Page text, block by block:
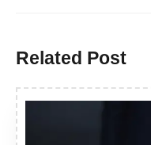
Related Post